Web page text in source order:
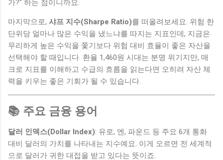
가?" 하는 점이니까요.
마지막으로, 샤프 지수(Sharpe Ratio)를 떠올려보세요. 위험 한
단위당 얼마나 많은 수익을 냈느냐를 따지는 지표인데, 지금은
무리하게 높은 수익을 쫓기보다 위험 대비 효율이 좋은 자산을
선택해야 할 때입니다. 환율 1,460원 시대는 분명 위기지만, 매
크로 지표를 이해하고 수급의 흐름을 읽는다면 오히려 자산 체
력을 키우는 좋은 기회가 될 수 있습니다.
📚 주요 금융 용어
달러 인덱스(Dollar Index): 유로, 엔, 파운드 등 주요 6개 통화
대비 달러의 가치를 나타내는 지수예요. 이게 오르면 전 세계적
으로 달러가 귀한 대접을 받고 있다는 뜻이죠.